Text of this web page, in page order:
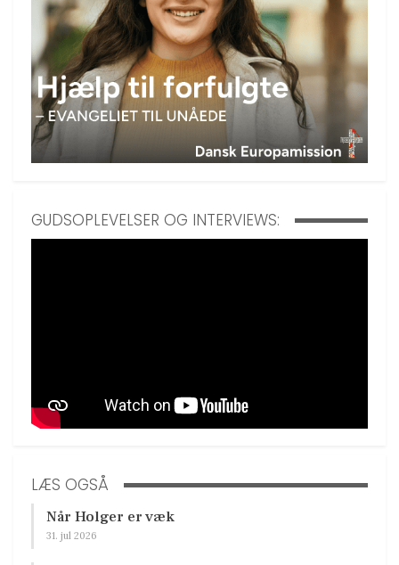
GUDSOPLEVELSER OG INTERVIEWS:
LÆS OGSÅ
Når Holger er væk
31. jul 2026